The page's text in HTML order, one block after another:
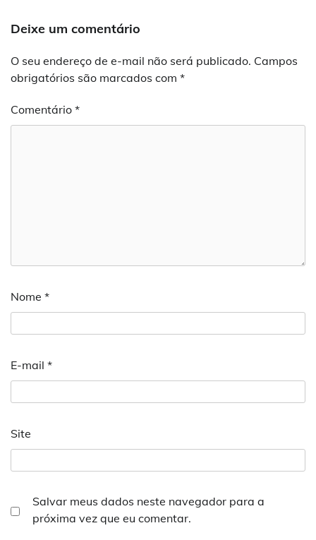
Deixe um comentário
O seu endereço de e-mail não será publicado. Campos
obrigatórios são marcados com *
Comentário *
Nome *
E-mail *
Site
Salvar meus dados neste navegador para a
próxima vez que eu comentar.